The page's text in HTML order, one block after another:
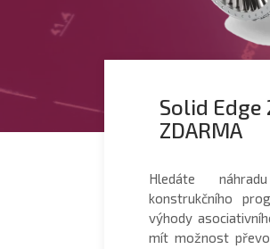
Solid
ZDARMA
Hledáte
konstrukčního
výhody
mít možnost